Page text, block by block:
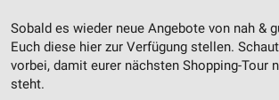
Sobald es wieder neue Angebote von nah &
Euch diese hier zur Verfügung stellen.
vorbei, damit eurer nächsten Shopping-Tour
steht.